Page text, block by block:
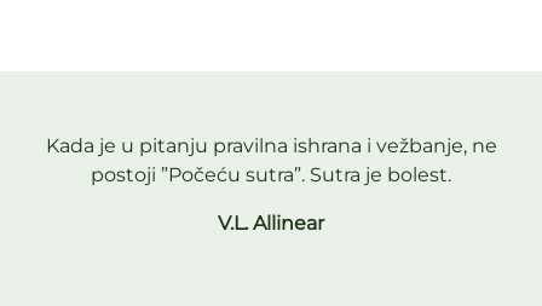
Kada je u pitanju pravilna ishrana i vežbanje, ne
postoji ”Počeću sutra”. Sutra je bolest.
V.L. Allinear